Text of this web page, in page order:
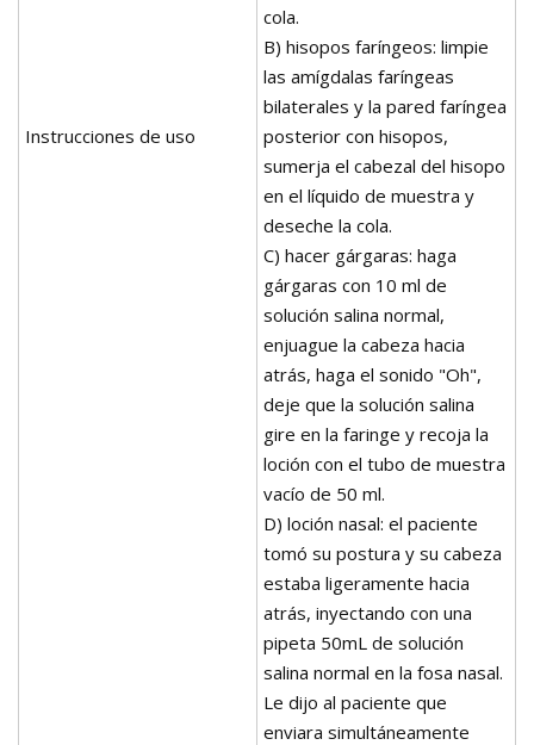
Instrucciones de uso
cola.
B) hisopos faríngeos: limpie
las amígdalas faríngeas
bilaterales y la pared faríngea
posterior con hisopos,
sumerja el cabezal del hisopo
en el líquido de muestra y
deseche la cola.
C) hacer gárgaras: haga
gárgaras con 10 ml de
solución salina normal,
enjuague la cabeza hacia
atrás, haga el sonido "Oh",
deje que la solución salina
gire en la faringe y recoja la
loción con el tubo de muestra
vacío de 50 ml.
D) loción nasal: el paciente
tomó su postura y su cabeza
estaba ligeramente hacia
atrás, inyectando con una
pipeta 50mL de solución
salina normal en la fosa nasal.
Le dijo al paciente que
enviara simultáneamente